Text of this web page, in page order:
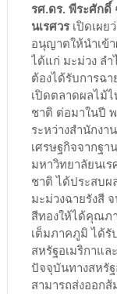
รศ.ดร. พีระศักดิ์
นเรศวรเปิดเผย
อนุญาตให้นำเข้
ได้แก่ มะม่วง ลำ
ต้องได้รับการฉ
เปิดตลาดผลไม้
ชาติ ต่อมาในปี
ระหว่างสำนักง
เศรษฐกิจจากฐ
มหาวิทยาลัยนเ
ชาติ ได้ประสบผ
มะม่วงฉายรังสี
สีทองให้ได้คุณภ
เต็มภาคภูมิ ได้รั
สหรัฐอเมริกาแ
ปัจจุบันทางสหรัฐ
สามารถส่งออก